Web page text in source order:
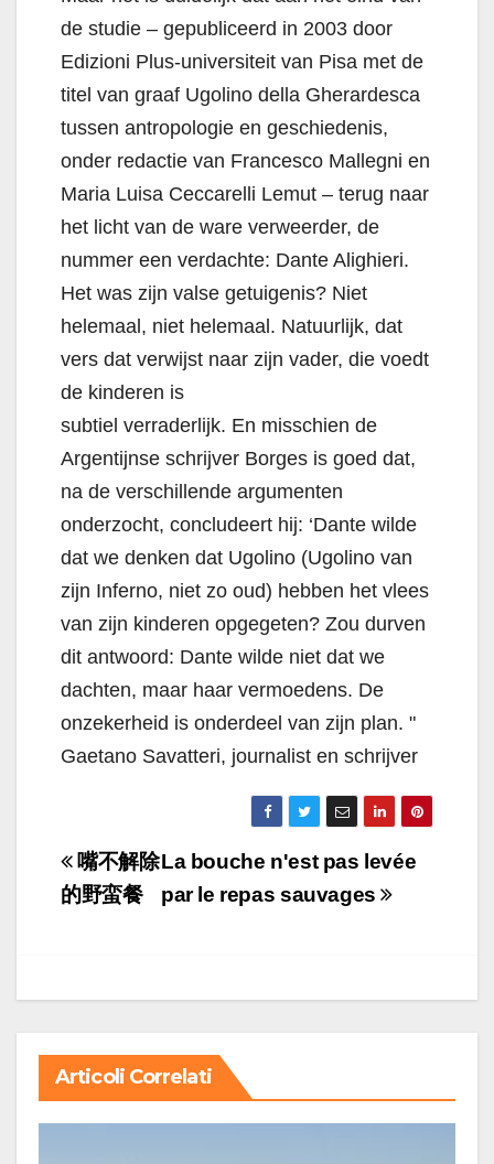
de studie – gepubliceerd in 2003 door
Edizioni Plus-universiteit van Pisa met de
titel van graaf Ugolino della Gherardesca
tussen antropologie en geschiedenis,
onder redactie van Francesco Mallegni en
Maria Luisa Ceccarelli Lemut – terug naar
het licht van de ware verweerder, de
nummer een verdachte: Dante Alighieri.
Het was zijn valse getuigenis? Niet
helemaal, niet helemaal. Natuurlijk, dat
vers dat verwijst naar zijn vader, die voedt
de kinderen is
subtiel verraderlijk. En misschien de
Argentijnse schrijver Borges is goed dat,
na de verschillende argumenten
onderzocht, concludeert hij: ‘Dante wilde
dat we denken dat Ugolino (Ugolino van
zijn Inferno, niet zo oud) hebben het vlees
van zijn kinderen opgegeten? Zou durven
dit antwoord: Dante wilde niet dat we
dachten, maar haar vermoedens. De
onzekerheid is onderdeel van zijn plan. "
Gaetano Savatteri, journalist en schrijver
Navigazione
articoli
La bouche n'est pas levée
par le repas sauvages
嘴不解除
的野蛮餐
Articoli Correlati